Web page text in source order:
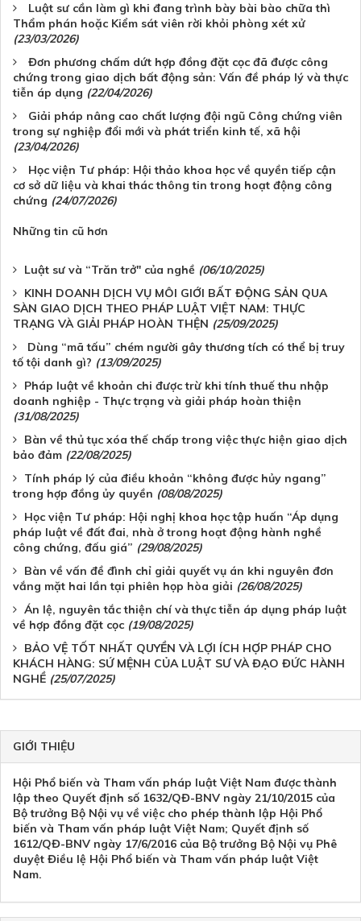
Luật sư cần làm gì khi đang trình bày bài bào chữa thì
Thẩm phán hoặc Kiểm sát viên rời khỏi phòng xét xử
(23/03/2026)
Đơn phương chấm dứt hợp đồng đặt cọc đã được công
chứng trong giao dịch bất động sản: Vấn đề pháp lý và thực
tiễn áp dụng (22/04/2026)
Giải pháp nâng cao chất lượng đội ngũ Công chứng viên
trong sự nghiệp đổi mới và phát triển kinh tế, xã hội
(23/04/2026)
Học viện Tư pháp: Hội thảo khoa học về quyền tiếp cận
cơ sở dữ liệu và khai thác thông tin trong hoạt động công
chứng (24/07/2026)
Những tin cũ hơn
Luật sư và “Trăn trở" của nghề (06/10/2025)
KINH DOANH DỊCH VỤ MÔI GIỚI BẤT ĐỘNG SẢN QUA
SÀN GIAO DỊCH THEO PHÁP LUẬT VIỆT NAM: THỰC
TRẠNG VÀ GIẢI PHÁP HOÀN THỆN (25/09/2025)
Dùng “mã tấu” chém người gây thương tích có thể bị truy
tố tội danh gì? (13/09/2025)
Pháp luật về khoản chi được trừ khi tính thuế thu nhập
doanh nghiệp - Thực trạng và giải pháp hoàn thiện
(31/08/2025)
Bàn về thủ tục xóa thế chấp trong việc thực hiện giao dịch
bảo đảm (22/08/2025)
Tính pháp lý của điều khoản “không được hủy ngang”
trong hợp đồng ủy quyền (08/08/2025)
Học viện Tư pháp: Hội nghị khoa học tập huấn “Áp dụng
pháp luật về đất đai, nhà ở trong hoạt động hành nghề
công chứng, đấu giá” (29/08/2025)
Bàn về vấn đề đình chỉ giải quyết vụ án khi nguyên đơn
vắng mặt hai lần tại phiên họp hòa giải (26/08/2025)
Án lệ, nguyên tắc thiện chí và thực tiễn áp dụng pháp luật
về hợp đồng đặt cọc (19/08/2025)
BẢO VỆ TỐT NHẤT QUYỀN VÀ LỢI ÍCH HỢP PHÁP CHO
KHÁCH HÀNG: SỨ MỆNH CỦA LUẬT SƯ VÀ ĐẠO ĐỨC HÀNH
NGHỀ (25/07/2025)
GIỚI THIỆU
Hội Phổ biến và Tham vấn pháp luật Việt Nam được thành
lập theo Quyết định số 1632/QĐ-BNV ngày 21/10/2015 của
Bộ trưởng Bộ Nội vụ về việc cho phép thành lập Hội Phổ
biến và Tham vấn pháp luật Việt Nam; Quyết định số
1612/QĐ-BNV ngày 17/6/2016 của Bộ trưởng Bộ Nội vụ Phê
duyệt Điều lệ Hội Phổ biến và Tham vấn pháp luật Việt
Nam.